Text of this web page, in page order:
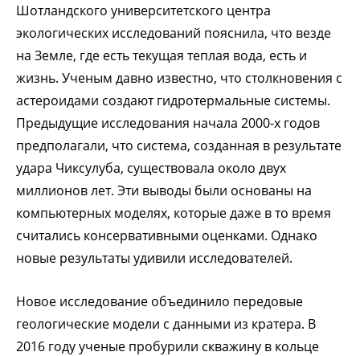
Шотландского университетского центра
экологических исследований пояснила, что везде
на Земле, где есть текущая теплая вода, есть и
жизнь. Ученым давно известно, что столкновения с
астероидами создают гидротермальные системы.
Предыдущие исследования начала 2000-х годов
предполагали, что система, созданная в результате
удара Чиксулуба, существовала около двух
миллионов лет. Эти выводы были основаны на
компьютерных моделях, которые даже в то время
считались консервативными оценками. Однако
новые результаты удивили исследователей.
Новое исследование объединило передовые
геологические модели с данными из кратера. В
2016 году ученые пробурили скважину в кольце